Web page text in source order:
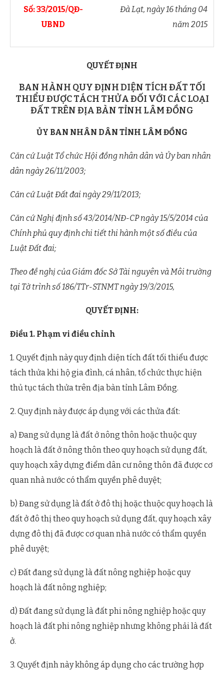
Số: 33/2015/QĐ-
UBND
Đà Lạt, ngày 16 tháng 04
năm 2015
QUYẾT ĐỊNH
BAN HÀNH QUY ĐỊNH DIỆN TÍCH ĐẤT TỐI
THIỂU ĐƯỢC TÁCH THỬA ĐỐI VỚI CÁC LOẠI
ĐẤT TRÊN ĐỊA BÀN TỈNH LÂM ĐỒNG
ỦY BAN NHÂN DÂN TỈNH LÂM ĐỒNG
Căn cứ Luật Tổ chức Hội đồng nhân dân và Ủy ban nhân
dân ngày 26/11/2003;
Căn cứ Luật Đất đai ngày 29/11/2013;
Căn cứ Nghị định số 43/2014/NĐ-CP ngày 15/5/2014 của
Chính phủ quy định chi tiết thi hành một số điều của
Luật Đất đai;
Theo đề nghị của Giám đốc Sở Tài nguyên và Môi trường
tại Tờ trình số 186/TTr-STNMT ngày 19/3/2015,
QUYẾT ĐỊNH:
Điều 1. Phạm vi điều chỉnh
1. Quyết định này quy định diện tích đất tối thiểu được
tách thửa khi hộ gia đình, cá nhân, tổ chức thực hiện
thủ tục tách thửa trên địa bàn tỉnh Lâm Đồng.
2. Quy định này được áp dụng với các thửa đất:
a) Đang sử dụng là đất ở nông thôn hoặc thuộc quy
hoạch là đất ở nông thôn theo quy hoạch sử dụng đất,
quy hoạch xây dựng điểm dân cư nông thôn đã được cơ
quan nhà nước có thẩm quyền phê duyệt;
b) Đang sử dụng là đất ở đô thị hoặc thuộc quy hoạch là
đất ở đô thị theo quy hoạch sử dụng đất, quy hoạch xây
dựng đô thị đã được cơ quan nhà nước có thẩm quyền
phê duyệt;
c) Đất đang sử dụng là đất nông nghiệp hoặc quy
hoạch là đất nông nghiệp;
d) Đất đang sử dụng là đất phi nông nghiệp hoặc quy
hoạch là đất phi nông nghiệp nhưng không phải là đất
ở.
3. Quyết định này không áp dụng cho các trường hợp